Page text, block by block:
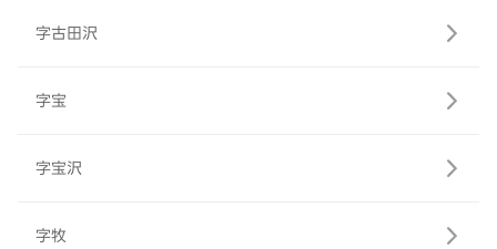
字古田沢
字宝
字宝沢
字牧